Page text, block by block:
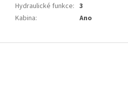
Hydraulické funkce: 3
Kabina: Ano